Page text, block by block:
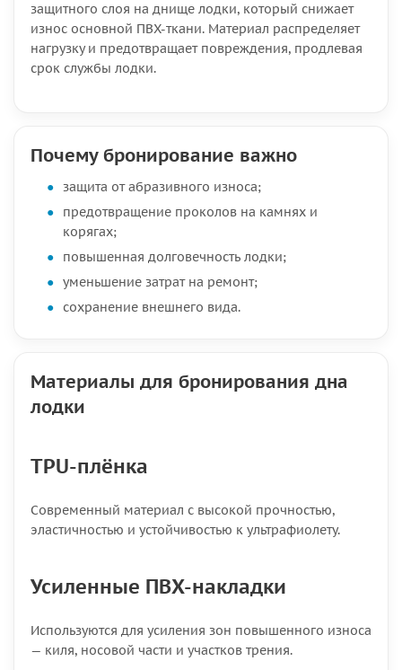
защитного слоя на днище лодки, который снижает
износ основной ПВХ-ткани. Материал распределяет
нагрузку и предотвращает повреждения, продлевая
срок службы лодки.
Почему бронирование важно
защита от абразивного износа;
предотвращение проколов на камнях и
корягах;
повышенная долговечность лодки;
уменьшение затрат на ремонт;
сохранение внешнего вида.
Материалы для бронирования дна
лодки
TPU-плёнка
Современный материал с высокой прочностью,
эластичностью и устойчивостью к ультрафиолету.
Усиленные ПВХ-накладки
Используются для усиления зон повышенного износа
— киля, носовой части и участков трения.